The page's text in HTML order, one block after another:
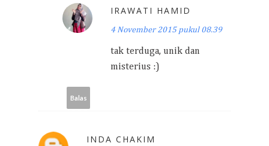
IRAWATI HAMID
4 November 2015 pukul 08.39
tak terduga, unik dan
misterius :)
Balas
INDA CHAKIM